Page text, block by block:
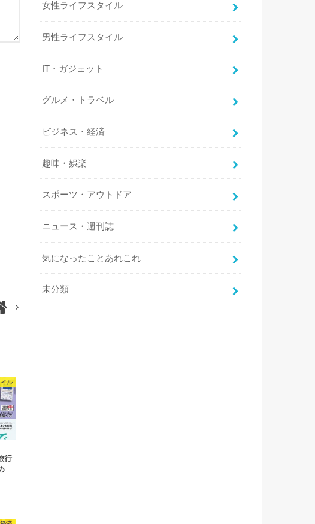
ル
行
女性ライフスタイル
男性ライフスタイル
IT・ガジェット
グルメ・トラベル
ビジネス・経済
趣味・娯楽
スポーツ・アウトドア
ニュース・週刊誌
気になったことあれこれ
未分類